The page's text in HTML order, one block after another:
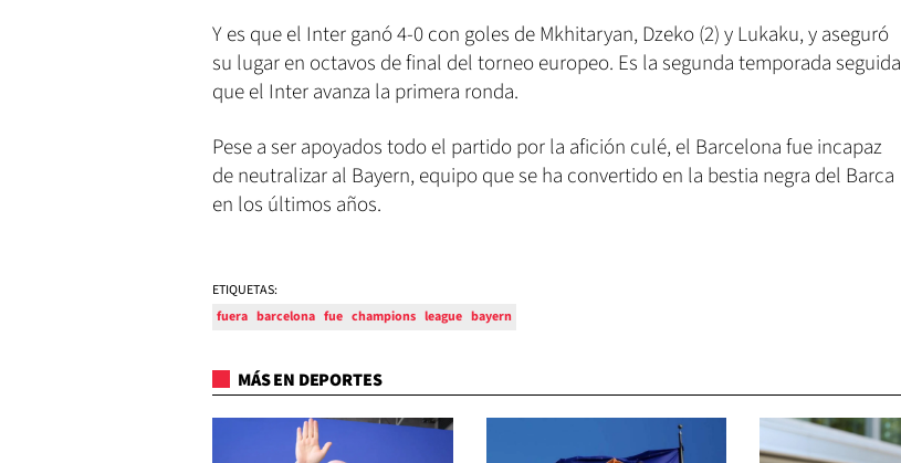
Y es que el Inter ganó 4-0 con goles de Mkhitaryan, Dzeko (2) y Lukaku, y aseguró
su lugar en octavos de final del torneo europeo. Es la segunda temporada seguida
que el Inter avanza la primera ronda.
Pese a ser apoyados todo el partido por la afición culé, el Barcelona fue incapaz
de neutralizar al Bayern, equipo que se ha convertido en la bestia negra del Barca
en los últimos años.
ETIQUETAS:
fuera barcelona fue champions league bayern
MÁS EN DEPORTES